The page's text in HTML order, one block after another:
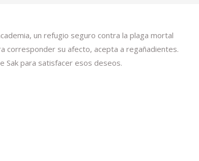
un refugio seguro contra la plaga mortal
corresponder su afecto, acepta a regañadientes.
Sak para satisfacer esos deseos.